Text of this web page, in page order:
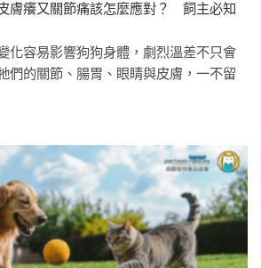
膚癢又關節痛該怎麼應對？ 飼主必知
化容易影響狗狗身體，劇烈溫差不只會
們的關節、腸胃、眼睛與皮膚，一不留